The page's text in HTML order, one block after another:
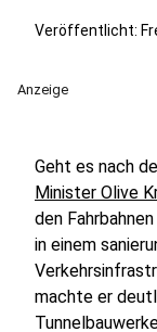
Veröffentlicht:
Anzeige
Geht es nach
Minister Olive
den
in einem
machte er